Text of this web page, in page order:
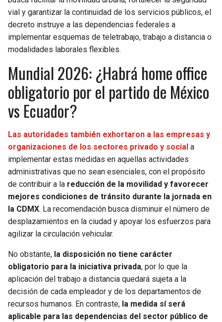
vial y garantizar la continuidad de los servicios públicos, el
decreto instruye a las dependencias federales a
implementar esquemas de teletrabajo, trabajo a distancia o
modalidades laborales flexibles.
Mundial 2026: ¿Habrá home office
obligatorio por el partido de México
vs Ecuador?
Las autoridades también exhortaron a las empresas y
organizaciones de los sectores privado y social a
implementar estas medidas en aquellas actividades
administrativas que no sean esenciales, con el propósito
de contribuir a la reducción de la movilidad y favorecer
mejores condiciones de tránsito durante la jornada en
la CDMX. La recomendación busca disminuir el número de
desplazamientos en la ciudad y apoyar los esfuerzos para
agilizar la circulación vehicular.
No obstante, la disposición no tiene carácter
obligatorio para la iniciativa privada, por lo que la
aplicación del trabajo a distancia quedará sujeta a la
decisión de cada empleador y de los departamentos de
recursos humanos. En contraste, la medida sí será
aplicable para las dependencias del sector público de